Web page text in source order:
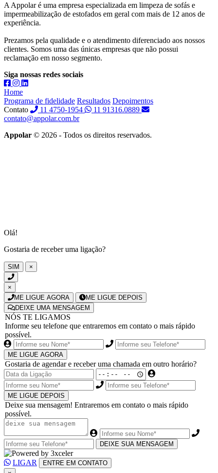
A Appolar é uma empresa especializada em limpeza de sofás e
impermeabilização de estofados em geral com mais de 12 anos de
experiência.
Prezamos pela qualidade e o atendimento diferenciado aos nossos
clientes. Somos uma das únicas empresas que não possui
reclamação em nosso segmento.
Siga nossas redes sociais
Home
Programa de fidelidade Resultados Depoimentos
Contato
11 4750-1954
11 91316.0889
contato@appolar.com.br
Appolar © 2026 - Todos os direitos reservados.
Olá!
Gostaria de receber uma ligação?
SIM ×
×
ME LIGUE AGORA
ME LIGUE DEPOIS
DEIXE UMA MENSAGEM
NÓS TE LIGAMOS
Informe seu telefone que entraremos em contato o mais rápido
possível.
ME LIGUE AGORA
Gostaria de agendar e receber uma chamada em outro horário?
ME LIGUE DEPOIS
Deixe sua mensagem! Entraremos em contato o mais rápido
possível.
DEIXE SUA MENSAGEM
LIGAR
ENTRE EM CONTATO